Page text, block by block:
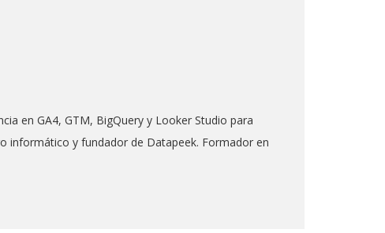
en GA4, GTM, BigQuery y Looker Studio para
informático y fundador de Datapeek. Formador en